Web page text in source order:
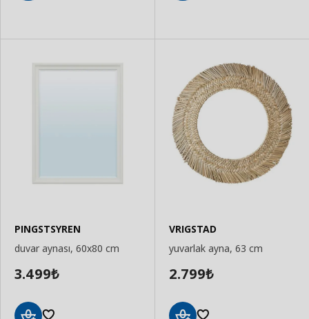
PINGSTSYREN
duvar aynası, 60x80 cm
3.499₺
VRIGSTAD
yuvarlak ayna, 63 cm
2.799₺